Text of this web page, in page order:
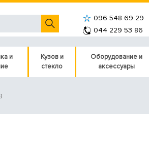
096 548 69 29
044 229 53 86
и
Кузов и
стекло
Оборудование и
аксессуары